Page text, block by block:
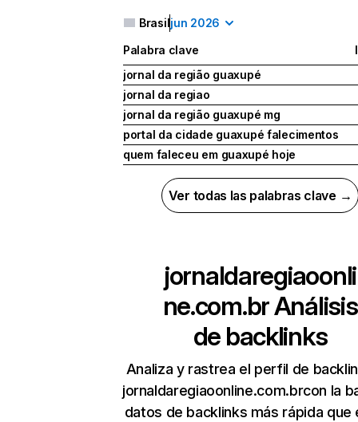
Brasiljun 2026
Palabra clave
jornal da região guaxupé
jornal da regiao
jornal da região guaxupé mg
portal da cidade guaxupé falecimentos
quem faleceu em guaxupé hoje
Ver todas las palabras clave →
jornaldaregiaoonli
ne.com.brAnálisis
de backlinks
Analiza y rastrea el perfil de
jornaldaregiaoonline.com.brcon la
datos de backlinks más rápida que